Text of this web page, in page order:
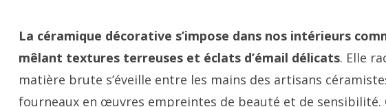
La céramique décorative s’impose dans nos intérieurs
mêlant textures terreuses et éclats d’émail délicats. Elle
matière brute s’éveille entre les mains des artisans
fourneaux en œuvres empreintes de beauté et de